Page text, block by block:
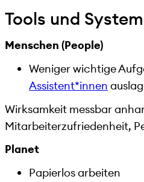
Tools und
Menschen (People)
Weniger wichtige
Assistent*innen
Wirksamkeit messbar
Mitarbeiterzufriedenheit,
Planet
Papierlos arbeiten